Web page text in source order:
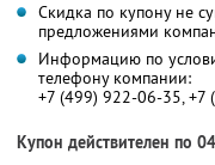
Скидка по купону не
предложениями
Информацию по
телефону компании:
+7 (499) 922-06-35, +7
Купон действителен по